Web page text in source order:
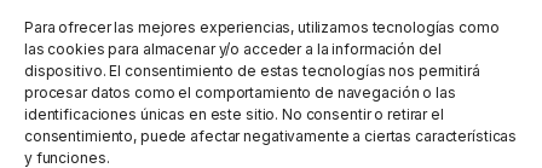
Para ofrecer las mejores experiencias, utilizamos tecnologías como
las cookies para almacenar y/o acceder a la información del
dispositivo. El consentimiento de estas tecnologías nos permitirá
procesar datos como el comportamiento de navegación o las
identificaciones únicas en este sitio. No consentir o retirar el
consentimiento, puede afectar negativamente a ciertas características
y funciones.